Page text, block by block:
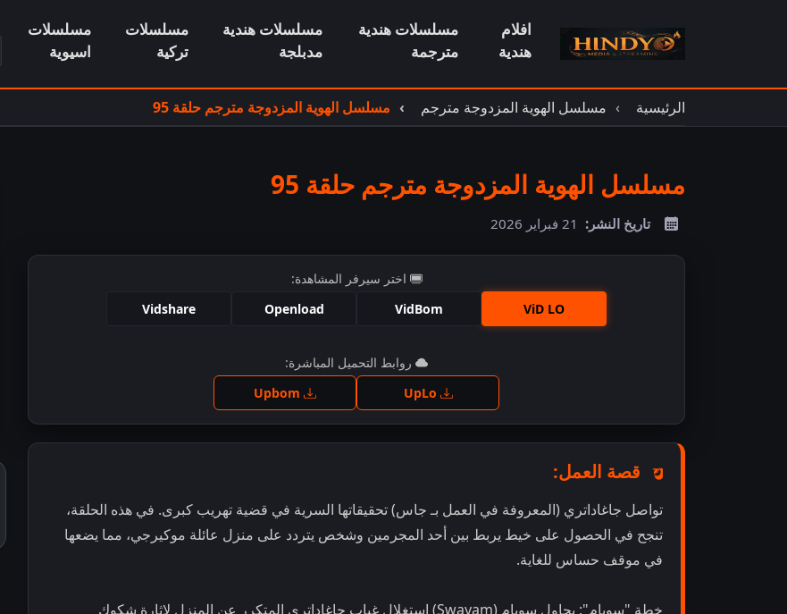
افلام
هندية
مسلسلات هندية
مترجمة
مسلسلات هندية
مدبلجة
مسلسلات
تركية
مسلسلات
اسيوية
الرئيسية مسلسل الهوية المزدوجة مترجم مسلسل الهوية المزدوجة مترجم حلقة 95
مسلسل الهوية المزدوجة مترجم حلقة 95
تاريخ النشر: 21 فبراير 2026
اختر سيرفر المشاهدة:
ViD LO
VidBom
Openload
Vidshare
اضغط للمشاهدة
روابط التحميل المباشرة:
قصة العمل:
تواصل جاغاداتري (المعروفة في العمل بـ جاس) تحقيقاتها السرية في قضية تهريب كبرى. في هذه الحلقة،
تنجح في الحصول على خيط يربط بين أحد المجرمين وشخص يتردد على منزل عائلة موكيرجي، مما يضعها
في موقف حساس للغاية.
خطة "سويام": يحاول سويام (Swayam) استغلال غياب جاغاداتري المتكرر عن المنزل لإثارة شكوك